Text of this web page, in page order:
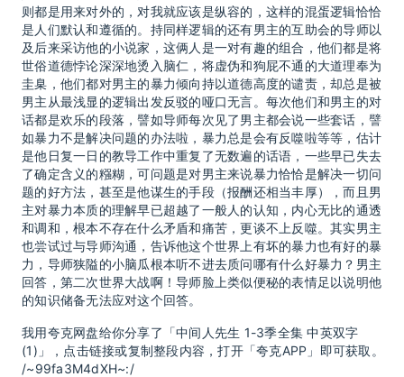
则都是用来对外的，对我就应该是纵容的，这样的混蛋逻辑恰恰
是人们默认和遵循的。持同样逻辑的还有男主的互助会的导师以
及后来采访他的小说家，这俩人是一对有趣的组合，他们都是将
世俗道德悖论深深地烫入脑仁，将虚伪和狗屁不通的大道理奉为
圭臬，他们都对男主的暴力倾向持以道德高度的谴责，却总是被
男主从最浅显的逻辑出发反驳的哑口无言。每次他们和男主的对
话都是欢乐的段落，譬如导师每次见了男主都会说一些套话，譬
如暴力不是解决问题的办法啦，暴力总是会有反噬啦等等，估计
是他日复一日的教导工作中重复了无数遍的话语，一些早已失去
了确定含义的糨糊，可问题是对男主来说暴力恰恰是解决一切问
题的好方法，甚至是他谋生的手段（报酬还相当丰厚），而且男
主对暴力本质的理解早已超越了一般人的认知，内心无比的通透
和调和，根本不存在什么矛盾和痛苦，更谈不上反噬。其实男主
也尝试过与导师沟通，告诉他这个世界上有坏的暴力也有好的暴
力，导师狭隘的小脑瓜根本听不进去质问哪有什么好暴力？男主
回答，第二次世界大战啊！导师脸上类似便秘的表情足以说明他
的知识储备无法应对这个回答。
我用夸克网盘给你分享了「中间人先生 1-3季全集 中英双字
(1)」，点击链接或复制整段内容，打开「夸克APP」即可获取。
/~99fa3M4dXH~:/